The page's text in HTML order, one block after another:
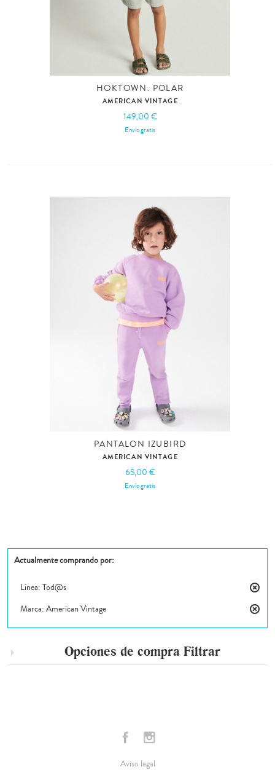
HOKTOWN. POLAR
AMERICAN VINTAGE
149,00 €
Envío gratis
PANTALON IZUBIRD
AMERICAN VINTAGE
65,00 €
Envío gratis
Actualmente comprando por:
este
Línea: Tod@s
este
Marca: American Vintage
Opciones de compra Filtrar
Aviso legal